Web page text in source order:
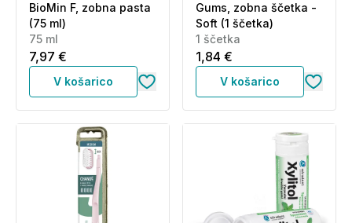
BioMin F, zobna pasta
(75 ml)
75 ml
7,97 €
V košarico
Gums, zobna ščetka -
Soft (1 ščetka)
1 ščetka
1,84 €
V košarico